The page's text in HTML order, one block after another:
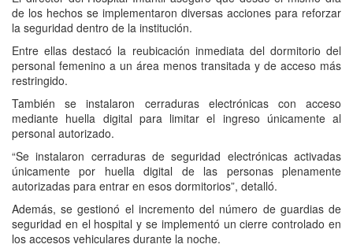
de los hechos se implementaron diversas acciones para reforzar
la seguridad dentro de la institución.
Entre ellas destacó la reubicación inmediata del dormitorio del
personal femenino a un área menos transitada y de acceso más
restringido.
También se instalaron cerraduras electrónicas con acceso
mediante huella digital para limitar el ingreso únicamente al
personal autorizado.
“Se instalaron cerraduras de seguridad electrónicas activadas
únicamente por huella digital de las personas plenamente
autorizadas para entrar en esos dormitorios”, detalló.
Además, se gestionó el incremento del número de guardias de
seguridad en el hospital y se implementó un cierre controlado en
los accesos vehiculares durante la noche.